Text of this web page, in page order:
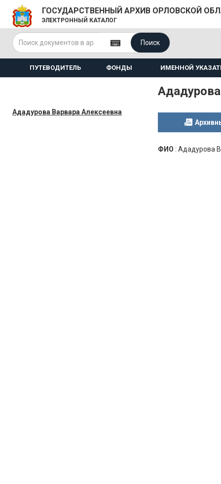
ГОСУДАРСТВЕННЫЙ АРХИВ ОРЛОВСКОЙ
ЭЛЕКТРОННЫЙ КАТАЛОГ
Поиск
ПУТЕВОДИТЕЛЬ ФОНДЫ ИМЕННОЙ
Ададурова Варвара Алексеевна
ФИО : Ададурова